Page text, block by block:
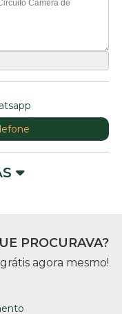
PROCURAVA?
agora mesmo!